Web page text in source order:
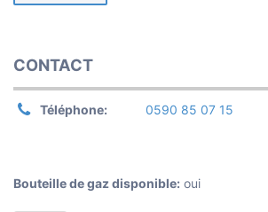
CONTACT
Téléphone: 0590 85 07 15
Bouteille de gaz disponible: oui